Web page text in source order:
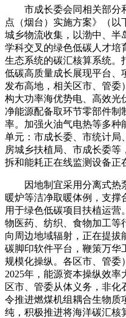
市成长委会同相关部分
点（烟台）实施方案》（以
城乡物流收集，以渤中、半
学科交叉的绿色低碳人才培
生态系统的碳汇核算系统。
低碳高质量成长展现平台、
发布高地，相关区市、管委
构大功率海优势电、高效光
净能源配备取环节零部件制
率。加强火油气电热等多种
单元：市成长委、市统计局
房城乡扶植局、市成长委
拆和能耗正在线监测设备正
因地制宜采用分离式热
暖炉等洁净取暖体例，支撑
用于绿色低碳项目扶植运营
物医药、纺织、食物加工等
向周边地域辐射，正在提拔
碳脚印软件平台，鞭策万华
规模化操纵。各区市、管委
2025年，能源资本操纵效
区市、管委从体义务，非化
令推进燃煤机组耦合生物质
纯，积极推进将海洋碳汇核